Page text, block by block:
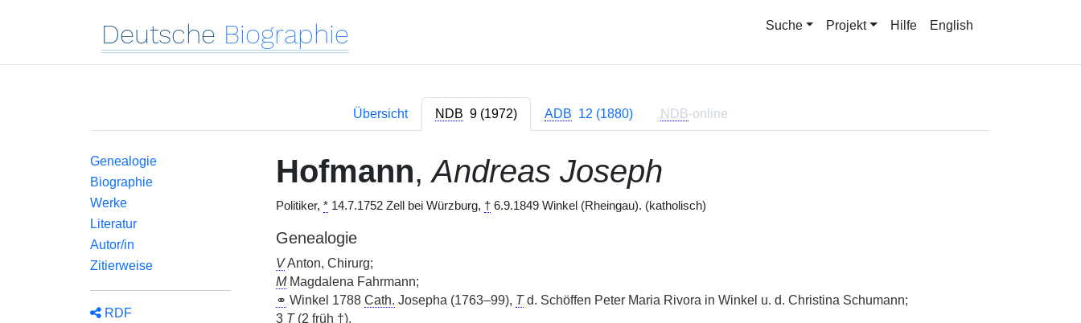
Deutsche Biographie Suche Projekt Hilfe English
Übersicht NDB 9 (1972) ADB 12 (1880) NDB-online
Genealogie
Biographie
Werke
Literatur
Autor/in
Zitierweise
RDF
Hofmann,Andreas Joseph
Politiker, *14.7.1752 Zell bei Würzburg, †6.9.1849 Winkel (Rheingau). (katholisch)
Genealogie
VAnton, Chirurg;
MMagdalena Fahrmann;
⚭ Winkel 1788 Cath. Josepha (1763–99), Td. Schöffen Peter Maria Rivora in Winkel u. d. Christina Schumann;
3 T(2 früh †).